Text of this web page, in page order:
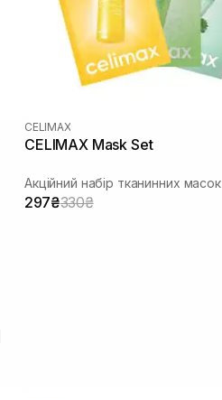
CELIMAX
CELIMAX Mask Set
Акційний набір тканинних масок
297₴330₴